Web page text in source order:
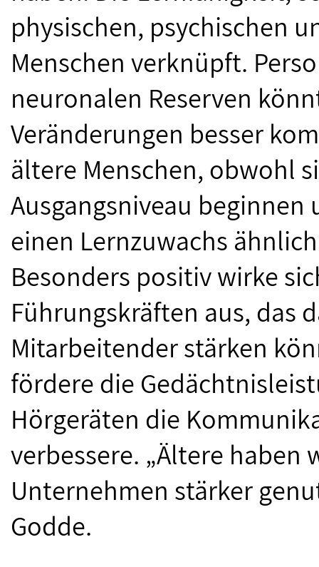
physischen, psychischen
Menschen verknüpft.
neuronalen Reserven
Veränderungen besser
ältere Menschen, obwohl
Ausgangsniveau
einen Lernzuwachs
Besonders positiv wirke
Führungskräften aus, das
Mitarbeitender stärken
fördere die
Hörgeräten die
verbessere. „Ältere
Unternehmen stärker
Godde.